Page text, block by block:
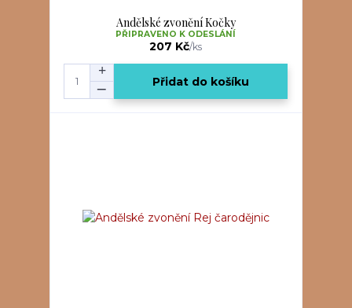
Andělské zvonění Kočky
207 Kč/ks
PŘIPRAVENO K ODESLÁNÍ
Přidat do košíku